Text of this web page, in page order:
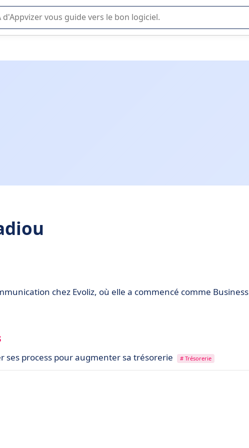
dans l'utilisation ou la sélection de logiciel SaaS en entreprise.
chez Evoliz, où elle a commencé comme Business
ses process pour augmenter sa trésorerie # Trésorerie